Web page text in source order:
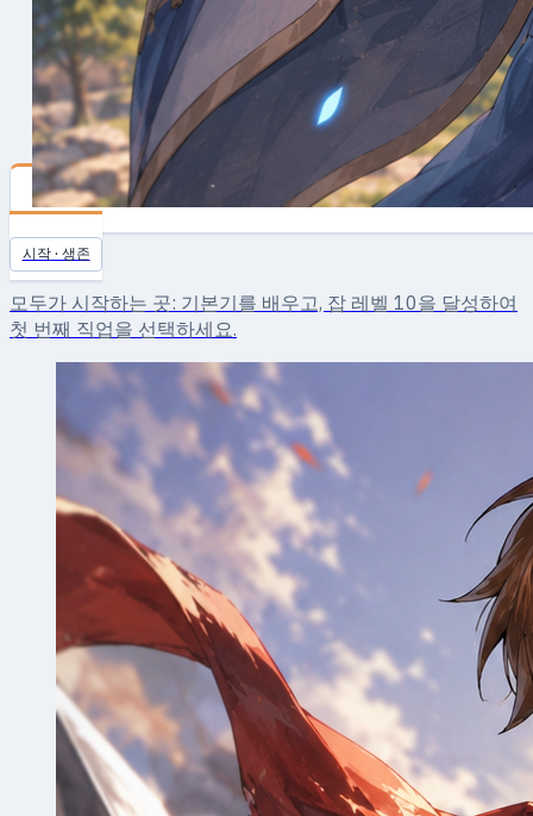
시작 · 생존
모두가 시작하는 곳: 기본기를 배우고, 잡 레벨 10을 달성하여
첫 번째 직업을 선택하세요.